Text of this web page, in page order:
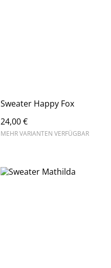
Sweater Happy Fox
24,00 €
MEHR VARIANTEN VERFÜGBAR